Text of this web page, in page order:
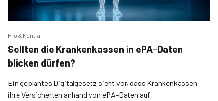
Pro & Kontra
Sollten die Krankenkassen in ePA-Daten
blicken dürfen?
Ein geplantes Digitalgesetz sieht vor, dass Krankenkassen
ihre Versicherten anhand von ePA-Daten auf